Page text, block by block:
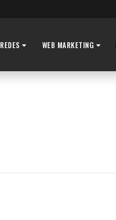
REDES WEB MARKETING